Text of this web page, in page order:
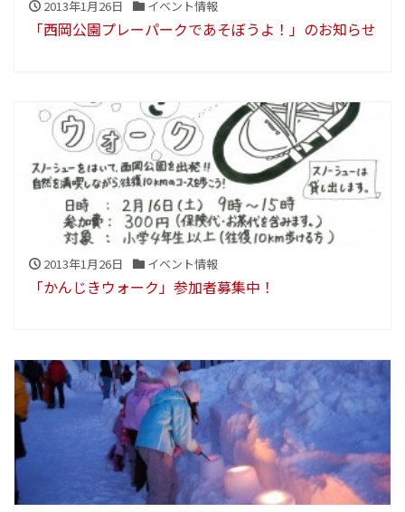
2013年1月26日 イベント情報
「西岡公園プレーパークであそぼうよ！」のお知らせ
2013年1月26日 イベント情報
「かんじきウォーク」参加者募集中！